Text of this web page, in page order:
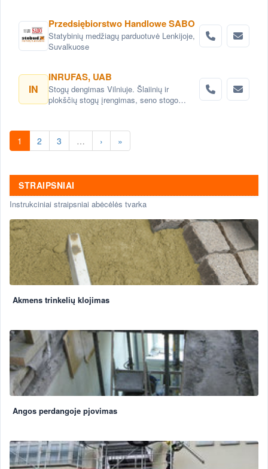
Przedsiębiorstwo Handlowe SABO
Statybinių medžiagų parduotuvė Lenkijoje,
Suvalkuose
IN
INRUFAS, UAB
Stogų dengimas Vilniuje. Šlaiinių ir
plokščių stogų įrengimas, seno stogo
Vilniuje. Stogų remonto darbai, stogo
renovacija Vilniuje.
1 2 3 … › »
STRAIPSNIAI
Instrukciniai straipsniai abėcėlės tvarka
Akmens trinkelių klojimas
Angos perdangoje pjovimas